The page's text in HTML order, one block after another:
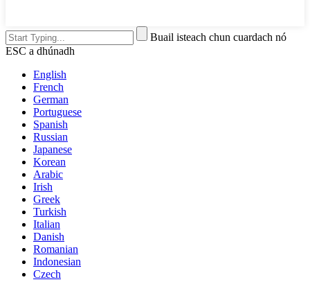
Buail isteach chun cuardach nó
ESC a dhúnadh
English
French
German
Portuguese
Spanish
Russian
Japanese
Korean
Arabic
Irish
Greek
Turkish
Italian
Danish
Romanian
Indonesian
Czech